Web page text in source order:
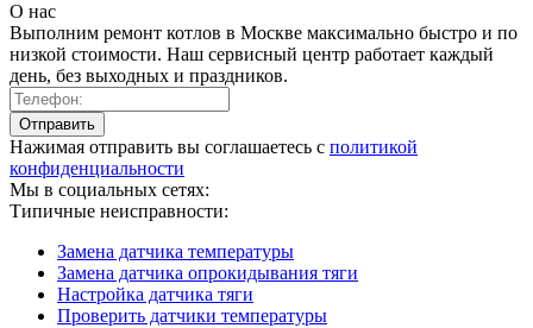
О нас
Выполним ремонт котлов в Москве максимально быстро и по
низкой стоимости. Наш сервисный центр работает каждый
день, без выходных и праздников.
Нажимая отправить вы соглашаетесь с политикой
конфиденциальности
Мы в социальных сетях:
Типичные неисправности:
Замена датчика температуры
Замена датчика опрокидывания тяги
Настройка датчика тяги
Проверить датчики температуры